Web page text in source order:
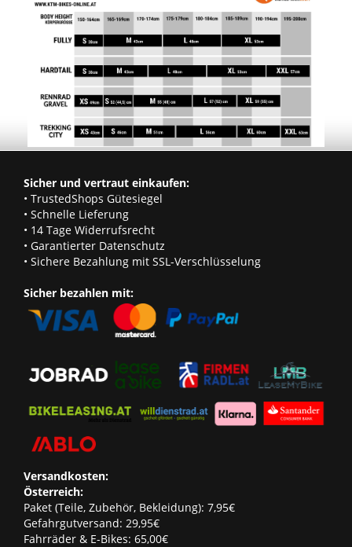
Sicher und vertraut einkaufen:
• TrustedShops Gütesiegel
• Schnelle Lieferung
• 14 Tage Widerrufsrecht
• Garantierter Datenschutz
• Sichere Bezahlung mit SSL-Verschlüsselung
Sicher bezahlen mit:
Versandkosten:
Österreich:
Paket (Teile, Zubehör, Bekleidung): 7,95€
Gefahrgutversand: 29,95€
Fahrräder & E-Bikes: 65,00€